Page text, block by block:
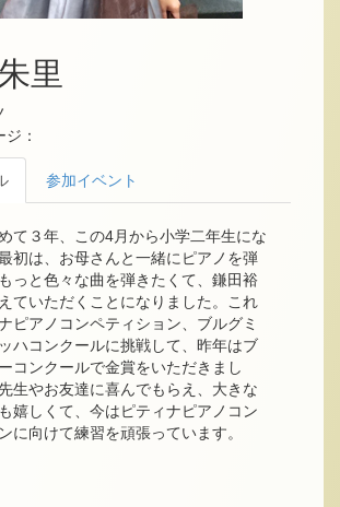
里
ジ：
参加イベント
て３年、この4月から小学二年生にな
初は、お母さんと一緒にピアノを弾
っと色々な曲を弾きたくて、鎌田裕
ていただくことになりました。これ
ピアノコンペティション、ブルグミ
ハコンクールに挑戦して、昨年はブ
コンクールで金賞をいただきまし
生やお友達に喜んでもらえ、大きな
嬉しくて、今はピティナピアノコン
に向けて練習を頑張っています。